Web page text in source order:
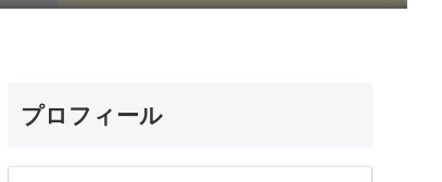
プロフィール